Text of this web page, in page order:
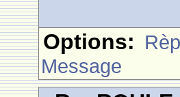
Options:
Message